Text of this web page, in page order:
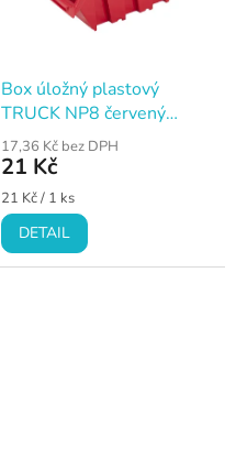
Box úložný plastový
TRUCK NP8 červený
195×120×90 mm
17,36 Kč bez DPH
21 Kč
Měrná
cena:
21 Kč / 1 ks
DETAIL